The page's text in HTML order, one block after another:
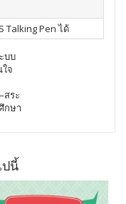
Talking Pen ได้
บบ
จ
สระ
กษา
นี้